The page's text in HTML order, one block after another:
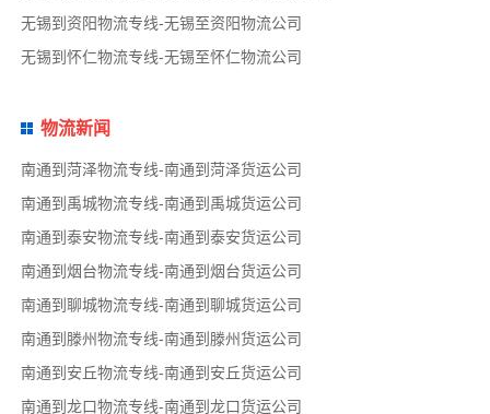
无锡到资阳物流专线-无锡至资阳物流公司
无锡到怀仁物流专线-无锡至怀仁物流公司
物流新闻
南通到菏泽物流专线-南通到菏泽货运公司
南通到禹城物流专线-南通到禹城货运公司
南通到泰安物流专线-南通到泰安货运公司
南通到烟台物流专线-南通到烟台货运公司
南通到聊城物流专线-南通到聊城货运公司
南通到滕州物流专线-南通到滕州货运公司
南通到安丘物流专线-南通到安丘货运公司
南通到龙口物流专线-南通到龙口货运公司